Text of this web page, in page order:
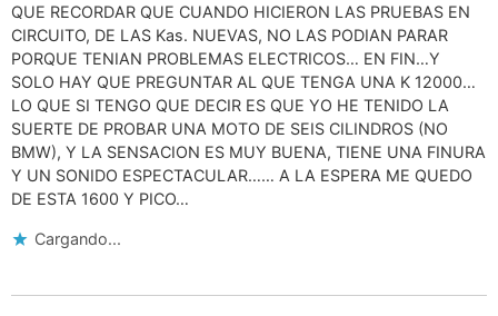
QUE RECORDAR QUE CUANDO HICIERON LAS PRUEBAS EN
CIRCUITO, DE LAS Kas. NUEVAS, NO LAS PODIAN PARAR
PORQUE TENIAN PROBLEMAS ELECTRICOS… EN FIN…Y
SOLO HAY QUE PREGUNTAR AL QUE TENGA UNA K 12000…
LO QUE SI TENGO QUE DECIR ES QUE YO HE TENIDO LA
SUERTE DE PROBAR UNA MOTO DE SEIS CILINDROS (NO
BMW), Y LA SENSACION ES MUY BUENA, TIENE UNA FINURA
Y UN SONIDO ESPECTACULAR…… A LA ESPERA ME QUEDO
DE ESTA 1600 Y PICO…
Cargando...